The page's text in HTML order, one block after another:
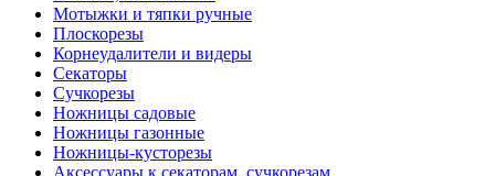
Мотыжки и тяпки ручные
Плоскорезы
Корнеудалители и видеры
Секаторы
Сучкорезы
Ножницы садовые
Ножницы газонные
Ножницы-кусторезы
Аксессуары к секаторам, сучкорезам